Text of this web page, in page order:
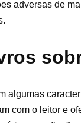
adversas de
com o leitor e